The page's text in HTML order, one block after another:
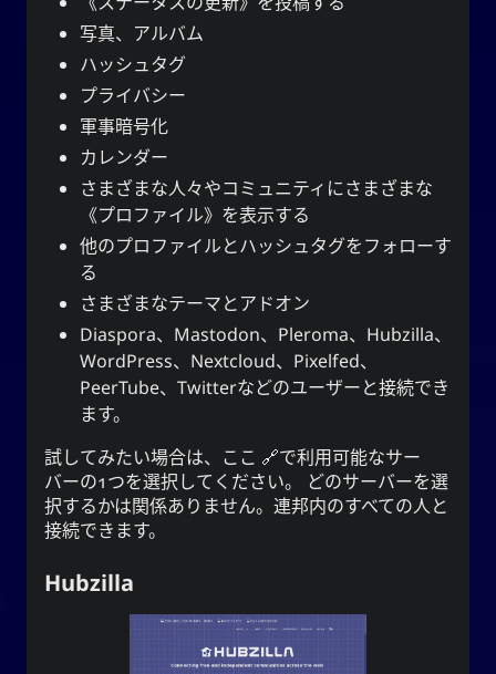
写真、アルバム
ハッシュタグ
プライバシー
軍事暗号化
カレンダー
さまざまな人々やコミュニティにさまざまな
《プロファイル》を表示する
他のプロファイルとハッシュタグをフォローす
る
さまざまなテーマとアドオン
Diaspora、Mastodon、Pleroma、Hubzilla、
WordPress、Nextcloud、Pixelfed、
PeerTube、Twitterなどのユーザーと接続でき
ます。
試してみたい場合は、 ここ
で利用可能なサー
バーの1つを選択してください。 どのサーバーを選
択するかは関係ありません。連邦内のすべての人と
接続できます。
Hubzilla